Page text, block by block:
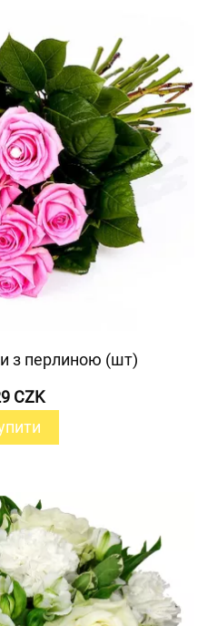
з перлиною (шт)
CZK